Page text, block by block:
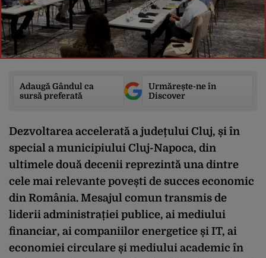
Adaugă Gândul ca
sursă preferată
Urmărește-ne în
Discover
Dezvoltarea accelerată a județului Cluj, și în
special a municipiului Cluj-Napoca, din
ultimele două decenii reprezintă una dintre
cele mai relevante povești de succes economic
din România. Mesajul comun transmis de
liderii administrației publice, ai mediului
financiar, ai companiilor energetice și IT, ai
economiei circulare și mediului academic în